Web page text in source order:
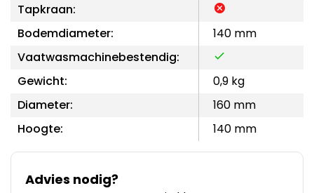
Tapkraan:
Bodemdiameter:
140 mm
Vaatwasmachinebestendig:
Gewicht:
0,9 kg
Diameter:
160 mm
Hoogte:
140 mm
Advies nodig?